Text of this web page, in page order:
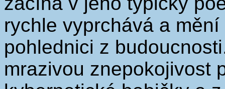
rychle vyprchává a
pohlednici z
mrazivou znepokojivost